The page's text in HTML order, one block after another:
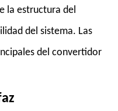
la estructura del
del sistema. Las
del convertidor